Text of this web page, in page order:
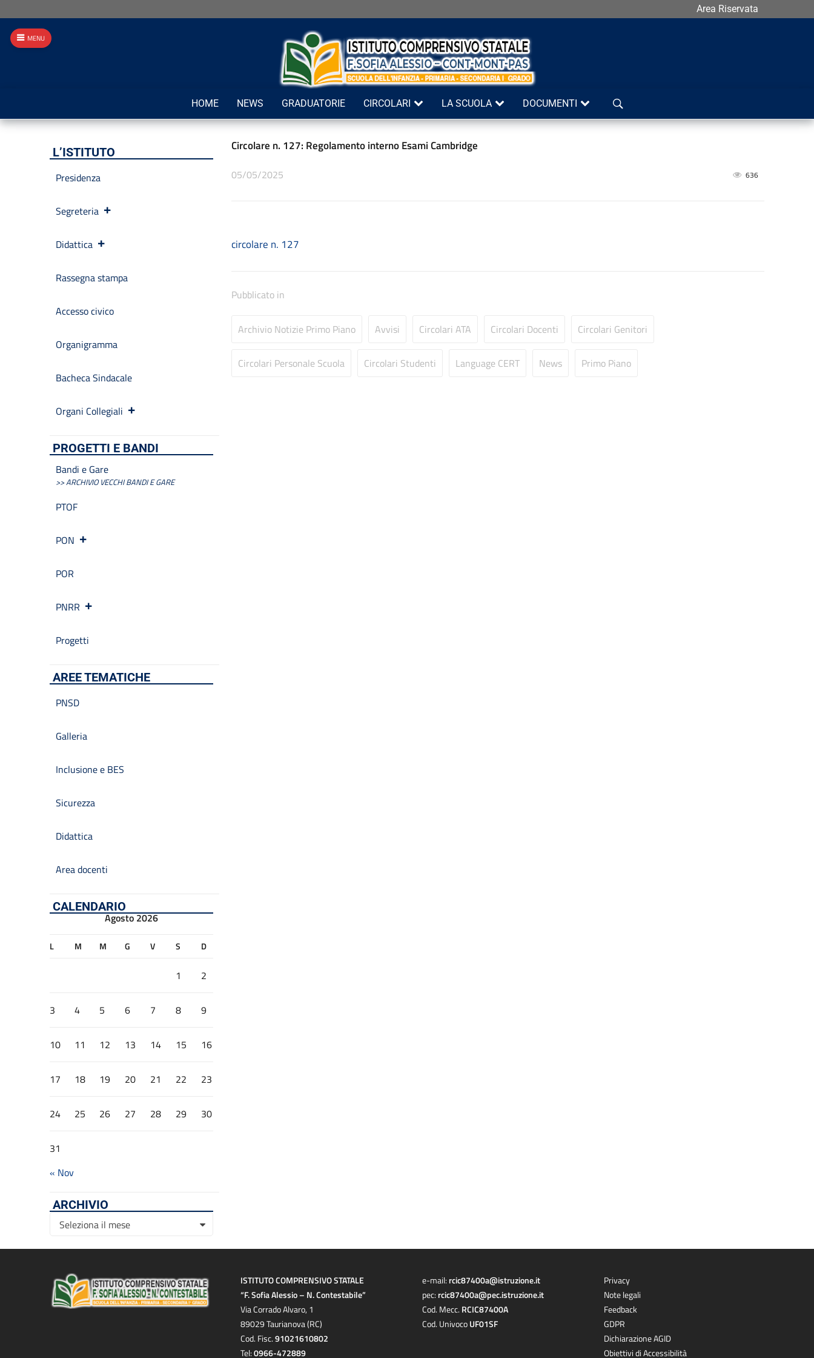
Area Riservata
Cerca
HOME NEWS GRADUATORIE CIRCOLARI LA SCUOLA DOCUMENTI
Circolare n. 127: Regolamento interno Esami Cambridge
05/05/2025 636
circolare n. 127
Pubblicato in
Archivio Notizie Primo Piano Avvisi Circolari ATA Circolari Docenti Circolari Genitori
Circolari Personale Scuola Circolari Studenti Language CERT News Primo Piano
L’ISTITUTO
Presidenza
Segreteria
Didattica
Rassegna stampa
Accesso civico
Organigramma
Bacheca Sindacale
Organi Collegiali
PROGETTI E BANDI
Bandi e Gare
>> ARCHIVIO VECCHI BANDI E GARE
PTOF
PON
POR
PNRR
Progetti
AREE TEMATICHE
PNSD
Galleria
Inclusione e BES
Sicurezza
Didattica
Area docenti
CALENDARIO
Agosto 2026
L M M G V S D
1 2
3 4 5 6 7 8 9
10 11 12 13 14 15 16
17 18 19 20 21 22 23
24 25 26 27 28 29 30
31
« Nov
ARCHIVIO
Archivio
Seleziona il mese
ISTITUTO COMPRENSIVO STATALE
“F. Sofia Alessio – N. Contestabile”
Via Corrado Alvaro, 1
89029 Taurianova (RC)
Cod. Fisc.91021610802
Tel:0966-472889
e-mail: rcic87400a@istruzione.it
pec: rcic87400a@pec.istruzione.it
Cod. Mecc. RCIC87400A
Cod. UnivocoUF01SF
Privacy
Note legali
Feedback
GDPR
Dichiarazione AGID
Obiettivi di Accessibilità
MENU